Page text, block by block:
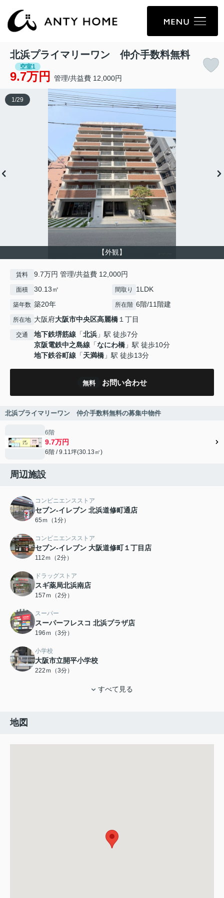
北浜プライマリーワン 仲介手数料無料
空室1
9.7万円 管理/共益費 12,000円
【外観】
1 /29
賃料 9.7万円 管理/共益費 12,000円
面積 30.13㎡ 間取り 1LDK
築年数 築20年 所在階 6階/11階建
所在地 大阪府大阪市中央区高麗橋 １丁目
交通 地下鉄堺筋線 「北浜 」駅 徒歩7分
京阪電鉄中之島線 「なにわ橋 」駅 徒歩10分
地下鉄谷町線 「天満橋 」駅 徒歩13分
無料 お問い合わせ
北浜プライマリーワン 仲介手数料無料の募集中物件
6階
9.7万円
6階 / 9.11坪(30.13㎡)
周辺施設
コンビニエンスストア
セブン-イレブン 北浜道修町通店
65ｍ（1分）
コンビニエンスストア
セブン-イレブン 大阪道修町１丁目店
112ｍ（2分）
ドラッグストア
スギ薬局北浜南店
157ｍ（2分）
スーパー
スーパーフレスコ 北浜プラザ店
196ｍ（3分）
小学校
大阪市立開平小学校
222ｍ（3分）
すべて見る
地図